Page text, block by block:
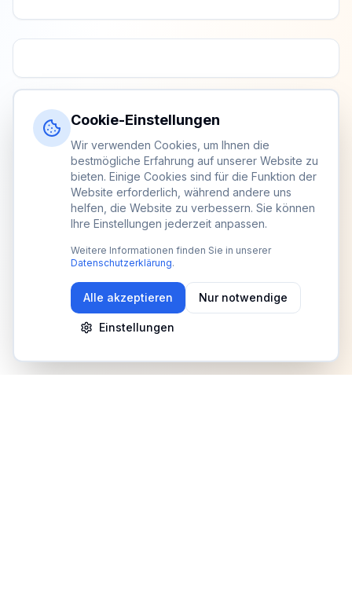
Cookie-Einstellungen
Wir verwenden Cookies, um Ihnen die
bestmögliche Erfahrung auf unserer Website zu
bieten. Einige Cookies sind für die Funktion der
Website erforderlich, während andere uns
helfen, die Website zu verbessern. Sie können
Ihre Einstellungen jederzeit anpassen.
Weitere Informationen finden Sie in unserer
Datenschutzerklärung.
Alle akzeptieren Nur notwendige
Einstellungen